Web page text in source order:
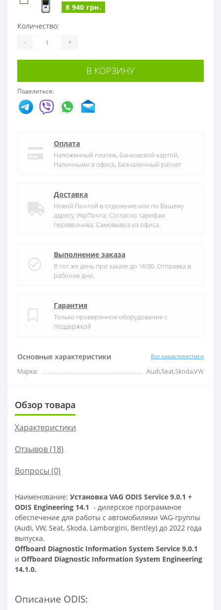
Основные характеристики Все характеристики
Марка: Audi,Seat,Skoda,VW
8 940 грн.
Количество:
- +
В КОРЗИНУ
Поделиться:
Оплата
Наложенный платеж, Банковской картой,
Наличными в офисе, Безналичный расчет
Доставка
Новой Почтой в отделение или по Вашему
адресу. УкрПочта. Согласно тарифам
перевозчика. Самовывоз из офиса.
Выполнение заказа
В тот же день при заказе до 16:00. Отправка в
рабочие дни.
Гарантия
Только проверенное оборудование с
поддержкой
Обзор товара
Характеристики
Отзывов (18)
Вопросы (0)
Наименование: Установка VAG ODIS Service 9.0.1 +
ODIS Engineering 14.1 - дилерское программное
обеспечение для работы с автомобилями VAG-группы
(Audi, VW, Seat, Skoda, Lamborgini, Bentley) до 2022 года
выпуска.
Offboard Diagnostic Information System Service 9.0.1
и Offboard Diagnostic Information System Engineering
14.1.0.
Описание ODIS: